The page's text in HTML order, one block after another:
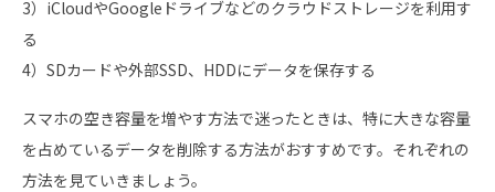
3）iCloudやGoogleドライブなどのクラウドストレージを利用す
る
4）SDカードや外部SSD、HDDにデータを保存する
スマホの空き容量を増やす方法で迷ったときは、特に大きな容量
を占めているデータを削除する方法がおすすめです。それぞれの
方法を見ていきましょう。